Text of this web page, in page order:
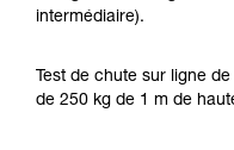
intermédiaire).
Test de chute sur ligne
de 250 kg de 1 m de